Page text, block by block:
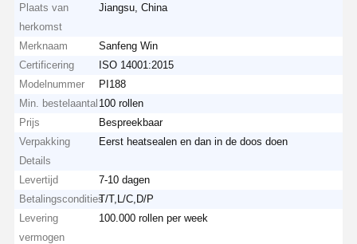
Plaats van
herkomst
Jiangsu, China
Merknaam
Sanfeng Win
Certificering
ISO 14001:2015
Modelnummer
PI188
Min. bestelaantal 100 rollen
Prijs
Bespreekbaar
Verpakking
Details
Eerst heatsealen en dan in de doos doen
Levertijd
7-10 dagen
BetalingsconditiesT/T,L/C,D/P
Levering
vermogen
100.000 rollen per week